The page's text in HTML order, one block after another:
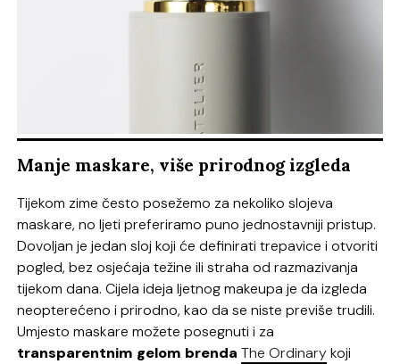
Manje maskare, više prirodnog izgleda
Tijekom zime često posežemo za nekoliko slojeva
maskare, no ljeti preferiramo puno jednostavniji pristup.
Dovoljan je jedan sloj koji će definirati trepavice i otvoriti
pogled, bez osjećaja težine ili straha od razmazivanja
tijekom dana. Cijela ideja ljetnog makeupa je da izgleda
neopterećeno i prirodno, kao da se niste previše trudili.
Umjesto maskare možete posegnuti i za
transparentnim gelom brenda The Ordinarykoji